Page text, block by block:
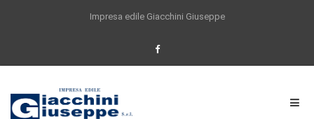
navigazione o cliccando su ACCETTO
acconsenti all'utilizzo dei cookie impiegati
Impresa edile Giacchini Giuseppe